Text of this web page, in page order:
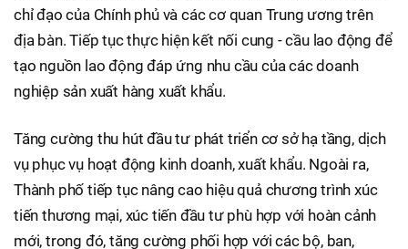
chỉ đạo của Chính phủ và các cơ quan Trung ương trên
địa bàn. Tiếp tục thực hiện kết nối cung - cầu lao động để
tạo nguồn lao động đáp ứng nhu cầu của các doanh
nghiệp sản xuất hàng xuất khẩu.
Tăng cường thu hút đầu tư phát triển cơ sở hạ tầng, dịch
vụ phục vụ hoạt động kinh doanh, xuất khẩu. Ngoài ra,
Thành phố tiếp tục nâng cao hiệu quả chương trình xúc
tiến thương mại, xúc tiến đầu tư phù hợp với hoàn cảnh
mới, trong đó, tăng cường phối hợp với các bộ, ban,